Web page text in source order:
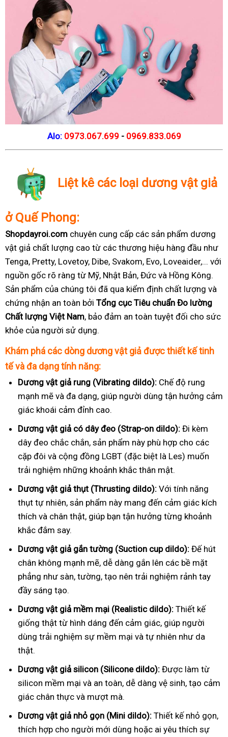
Alo: 0973.067.699 - 0969.833.069
Liệt kê các loại dương vật giả
ở Quế Phong:
Shopdayroi.com chuyên cung cấp các sản phẩm dương
vật giả chất lượng cao từ các thương hiệu hàng đầu như
Tenga, Pretty, Lovetoy, Dibe, Svakom, Evo, Loveaider,... với
nguồn gốc rõ ràng từ Mỹ, Nhật Bản, Đức và Hồng Kông.
Sản phẩm của chúng tôi đã qua kiểm định chất lượng và
chứng nhận an toàn bởi Tổng cục Tiêu chuẩn Đo lường
Chất lượng Việt Nam, bảo đảm an toàn tuyệt đối cho sức
khỏe của người sử dụng.
Khám phá các dòng dương vật giả được thiết kế tinh
tế và đa dạng tính năng:
Dương vật giả rung (Vibrating dildo): Chế độ rung
mạnh mẽ và đa dạng, giúp người dùng tận hưởng cảm
giác khoái cảm đỉnh cao.
Dương vật giả có dây đeo (Strap-on dildo): Đi kèm
dây đeo chắc chắn, sản phẩm này phù hợp cho các
cặp đôi và cộng đồng LGBT (đặc biệt là Les) muốn
trải nghiệm những khoảnh khắc thân mật.
Dương vật giả thụt (Thrusting dildo): Với tính năng
thụt tự nhiên, sản phẩm này mang đến cảm giác kích
thích và chân thật, giúp bạn tận hưởng từng khoảnh
khắc đắm say.
Dương vật giả gắn tường (Suction cup dildo): Đế hút
chân không mạnh mẽ, dễ dàng gắn lên các bề mặt
phẳng như sàn, tường, tạo nên trải nghiệm rảnh tay
đầy sáng tạo.
Dương vật giả mềm mại (Realistic dildo): Thiết kế
giống thật từ hình dáng đến cảm giác, giúp người
dùng trải nghiệm sự mềm mại và tự nhiên như da
thật.
Dương vật giả silicon (Silicone dildo): Được làm từ
silicon mềm mại và an toàn, dễ dàng vệ sinh, tạo cảm
giác chân thực và mượt mà.
Dương vật giả nhỏ gọn (Mini dildo): Thiết kế nhỏ gọn,
thích hợp cho người mới dùng hoặc ai yêu thích sự